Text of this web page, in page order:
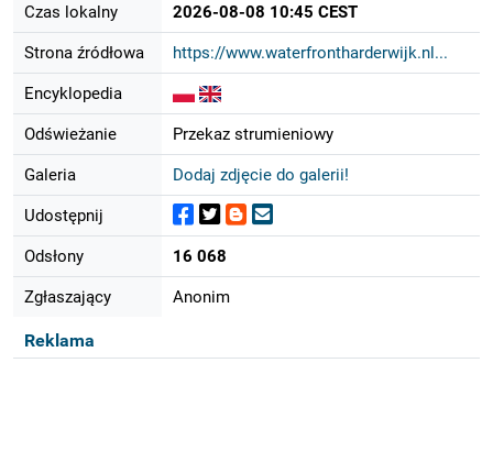
Czas lokalny 2026-08-08 10:45 CEST
Strona źródłowa https://www.waterfrontharderwijk.nl...
Encyklopedia
Odświeżanie Przekaz strumieniowy
Galeria Dodaj zdjęcie do galerii!
Udostępnij
Odsłony 16 068
Zgłaszający Anonim
Reklama